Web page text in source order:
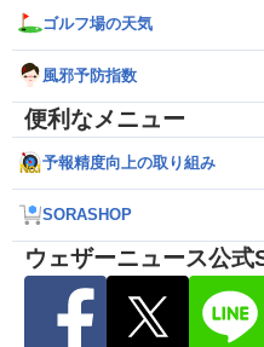
ゴルフ場の天気
風邪予防指数
便利なメニュー
予報精度向上の取り組み
SORASHOP
ウェザーニュース公式